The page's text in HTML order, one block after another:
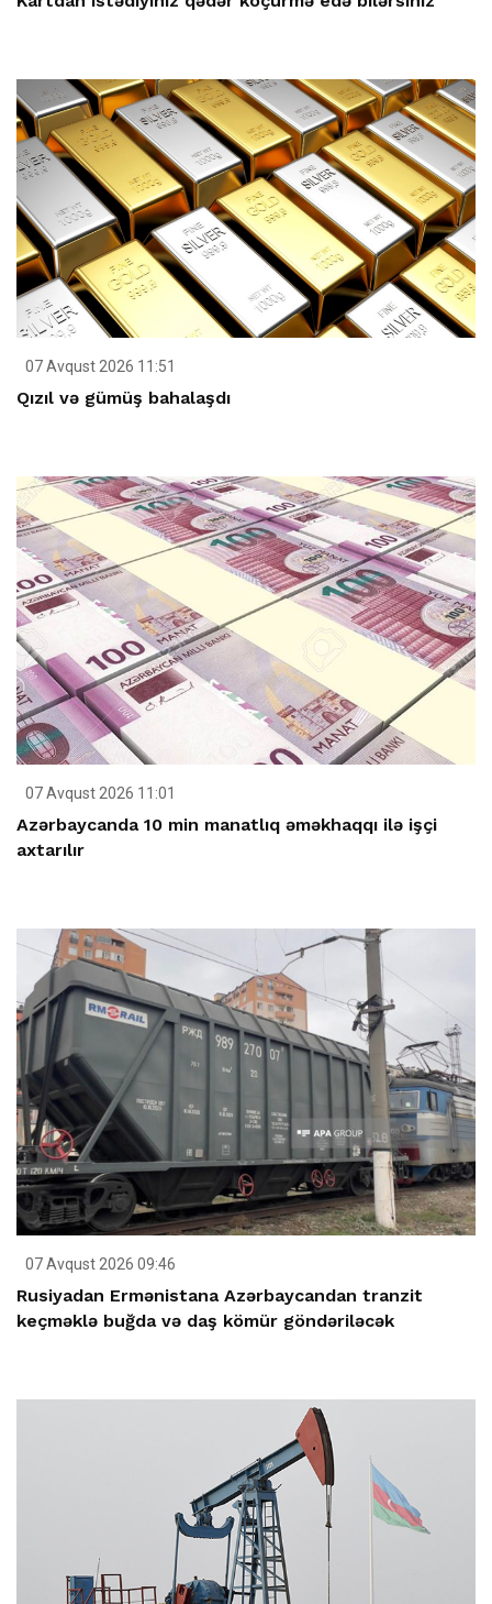
07 Avqust 2026 11:51
Qızıl və gümüş bahalaşdı
07 Avqust 2026 11:01
Azərbaycanda 10 min manatlıq əməkhaqqı ilə işçi
axtarılır
07 Avqust 2026 09:46
Rusiyadan Ermənistana Azərbaycandan tranzit
keçməklə buğda və daş kömür göndəriləcək